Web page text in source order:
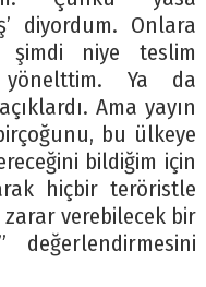
diyordum. Onlara
şimdi niye teslim
yönelttim. Ya da
Ama yayın
bu ülkeye
bildiğim için
hiçbir teröristle
verebilecek bir
değerlendirmesini